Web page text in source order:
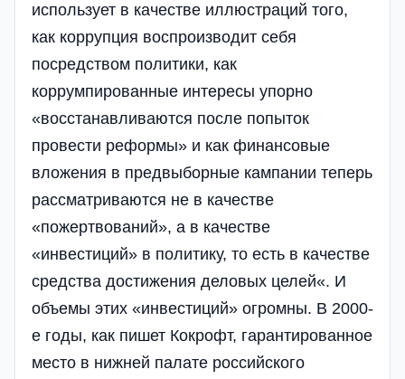
использует в качестве иллюстраций того,
как коррупция воспроизводит себя
посредством политики, как
коррумпированные интересы упорно
«восстанавливаются после попыток
провести реформы» и как финансовые
вложения в предвыборные кампании теперь
рассматриваются не в качестве
«пожертвований», а в качестве
«инвестиций» в политику, то есть в качестве
средства достижения деловых целей«. И
объемы этих «инвестиций» огромны. В 2000-
е годы, как пишет Кокрофт, гарантированное
место в нижней палате российского